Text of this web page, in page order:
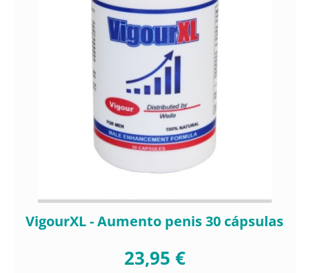
VigourXL - Aumento penis 30 cápsulas
23,95 €